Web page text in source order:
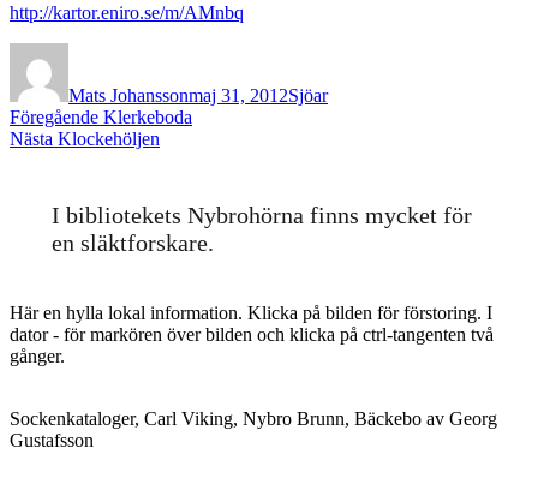
http://kartor.eniro.se/m/AMnbq
Mats Johanssonmaj 31, 2012Sjöar
Inläggsnavigering
Föregående Föregående
inlägg:
Klerkeboda
Nästa Nästa
Klockehöljen
I bibliotekets Nybrohörna finns mycket för
en släktforskare.
Här en hylla lokal information. Klicka på bilden för förstoring. I
dator - för markören över bilden och klicka på ctrl-tangenten två
gånger.
Sockenkataloger, Carl Viking, Nybro Brunn, Bäckebo av Georg
Gustafsson